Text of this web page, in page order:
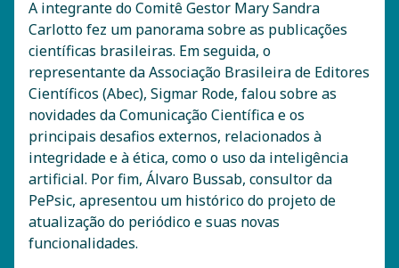
A integrante do Comitê Gestor Mary Sandra
Carlotto fez um panorama sobre as publicações
científicas brasileiras. Em seguida, o
representante da Associação Brasileira de Editores
Científicos (Abec), Sigmar Rode, falou sobre as
novidades da Comunicação Científica e os
principais desafios externos, relacionados à
integridade e à ética, como o uso da inteligência
artificial. Por fim, Álvaro Bussab, consultor da
PePsic, apresentou um histórico do projeto de
atualização do periódico e suas novas
funcionalidades.